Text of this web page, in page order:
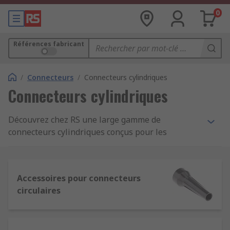
0
Références fabricant
/ Connecteurs / Connecteurs cylindriques
Connecteurs cylindriques
Découvrez chez RS une large gamme de
connecteurs cylindriques conçus pour les
Grâce à leur forme circulaire et compacte, ces
connecteurs assurent un raccordement fiable des
signaux, des données et de l’alimentation, tout en
Accessoires pour connecteurs
circulaires